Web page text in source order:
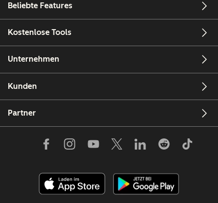
Beliebte Features
Kostenlose Tools
Unternehmen
Kunden
Partner